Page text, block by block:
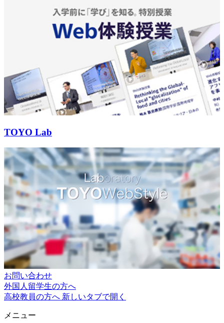
TOYO Lab
お問い合わせ
外国人留学生の方へ
高校教員の方へ 新しいタブで開く
メニュー